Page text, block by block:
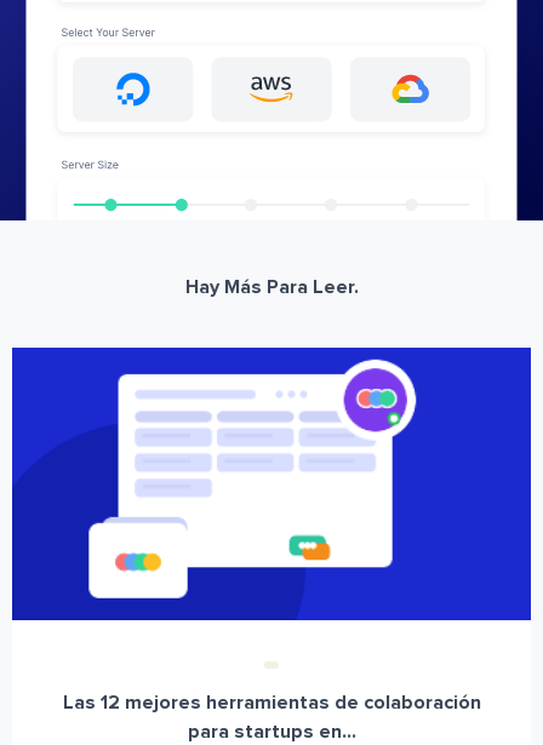
Hay Más Para Leer.
Las 12 mejores herramientas de colaboración
para startups en...